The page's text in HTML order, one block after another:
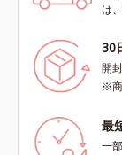
は
30
開
※商
最
一